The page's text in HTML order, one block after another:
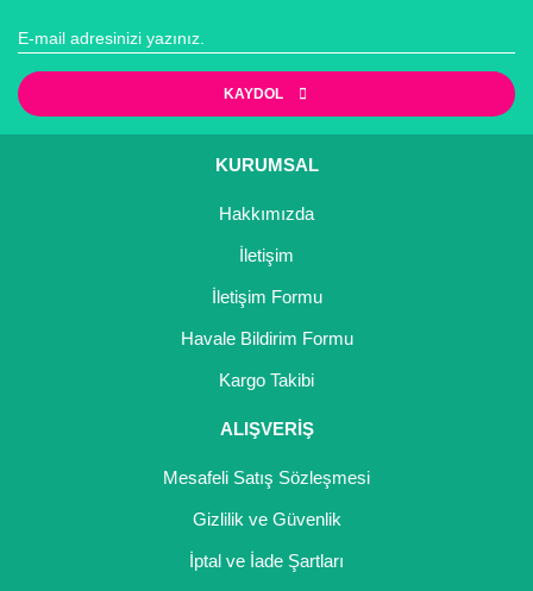
KAYDOL
KURUMSAL
Hakkımızda
İletişim
İletişim Formu
Havale Bildirim Formu
Kargo Takibi
ALIŞVERİŞ
Mesafeli Satış Sözleşmesi
Gizlilik ve Güvenlik
İptal ve İade Şartları
Goji Berry Fidanı
Hünnap Fidanı